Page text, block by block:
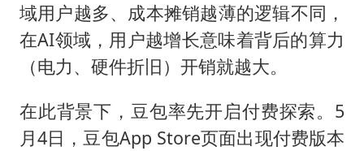
域用户越多、成本摊销越薄的逻辑不同，
在AI领域，用户越增长意味着背后的算力
（电力、硬件折旧）开销就越大。
在此背景下，豆包率先开启付费探索。5
月4日，豆包App Store页面出现付费版本